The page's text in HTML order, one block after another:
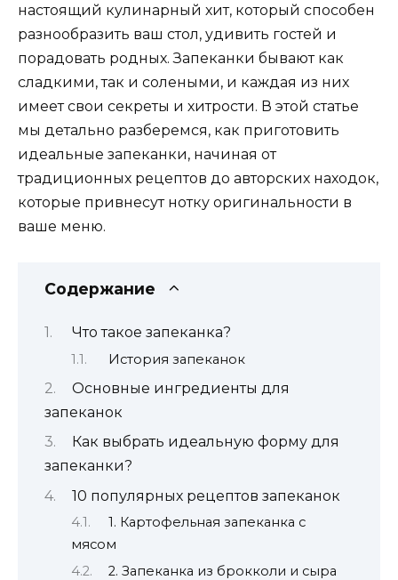
настоящий кулинарный хит, который способен
разнообразить ваш стол, удивить гостей и
порадовать родных. Запеканки бывают как
сладкими, так и солеными, и каждая из них
имеет свои секреты и хитрости. В этой статье
мы детально разберемся, как приготовить
идеальные запеканки, начиная от
традиционных рецептов до авторских находок,
которые привнесут нотку оригинальности в
ваше меню.
Содержание
Что такое запеканка?
История запеканок
Основные ингредиенты для
запеканок
Как выбрать идеальную форму для
запеканки?
10 популярных рецептов запеканок
1. Картофельная запеканка с
мясом
2. Запеканка из брокколи и сыра